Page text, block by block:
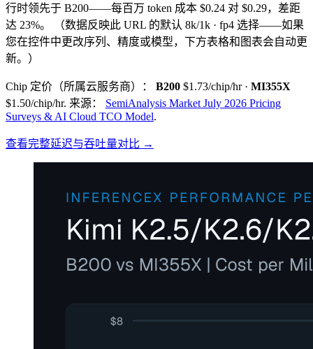
行时领先于 B200——每百万 token 成本 $0.24 对 $0.29，差距
达 23%。
（数据反映此 URL 的默认 8k/1k · fp4 选择——如果
您在控件中更改序列、精度或模型，下方表格和图表会自动更
新。）
Chip 定价（所属云服务商）： B200 $1.73/chip/hr· MI355X
$1.50/chip/hr. 来源：
SemiAnalysis Market July 2026 Pricing
Surveys & AI Cloud TCO Model.
查看完整延迟与吞吐量对比 →